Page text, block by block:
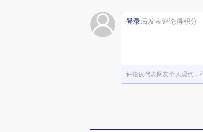
登录后发表评论得积分
评论仅代表网友个人观点，